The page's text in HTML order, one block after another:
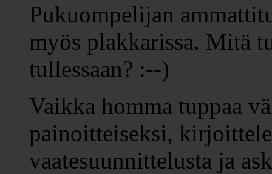
Pukuompelijan
myös plakkarissa. Mitä
tullessaan? :--)
Vaikka homma tuppaa
painoitteiseksi,
vaatesuunnittelusta ja